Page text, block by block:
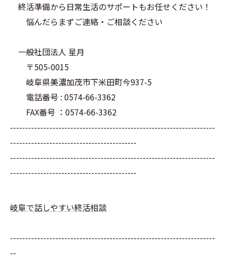
終活準備から日常生活のサポートもお任せください！
悩んだらまずご連絡・ご相談ください
一般社団法人 星月
〒505-0015
岐阜県美濃加茂市下米田町今937-5
電話番号 : 0574-66-3362
FAX番号 ：0574-66-3362
--------------------------------------------------------------------
------------------------------------------
--------------------------------------------------------------------
------------------------------------------
岐阜で話しやすい終活相談
--------------------------------------------------------------------
--